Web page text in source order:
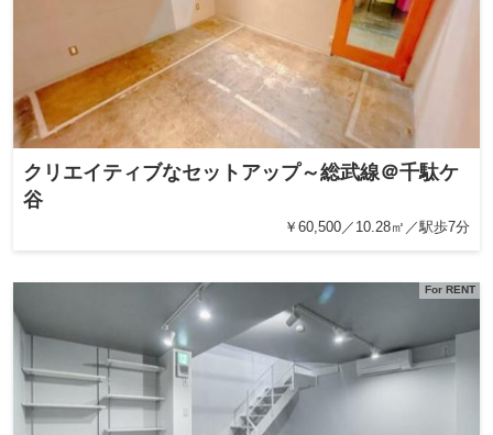
クリエイティブなセットアップ～総武線＠千駄ケ
谷
￥60,500／10.28㎡／駅歩7分
For RENT